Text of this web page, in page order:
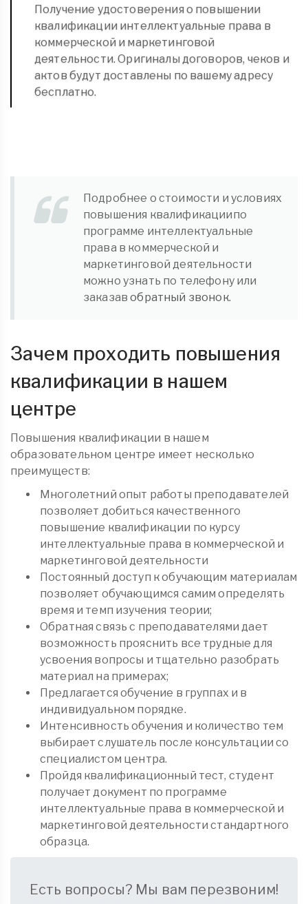
Получение удостоверения о повышении
квалификации интеллектуальные права в
коммерческой и маркетинговой
деятельности. Оригиналы договоров, чеков и
актов будут доставлены по вашему адресу
бесплатно.
Подробнее о стоимости и условиях
повышения квалификациипо
программе интеллектуальные
права в коммерческой и
маркетинговой деятельности
можно узнать по телефону или
заказавобратный звонок.
Зачем проходить повышения
квалификации в нашем
центре
Повышения квалификации в нашем
образовательном центре имеет несколько
преимуществ:
Многолетний опыт работы преподавателей
позволяет добиться качественного
повышение квалификации по курсу
интеллектуальные права в коммерческой и
маркетинговой деятельности
Постоянный доступ к обучающим материалам
позволяет обучающимся самим определять
время и темп изучения теории;
Обратная связь с преподавателями дает
возможность прояснить все трудные для
усвоения вопросы и тщательно разобрать
материал на примерах;
Предлагается обучение в группах и в
индивидуальном порядке.
Интенсивность обучения и количество тем
выбирает слушатель после консультации со
специалистом центра.
Пройдя квалификационный тест, студент
получает документ по программе
интеллектуальные права в коммерческой и
маркетинговой деятельности стандартного
образца.
Есть вопросы? Мы вам перезвоним!